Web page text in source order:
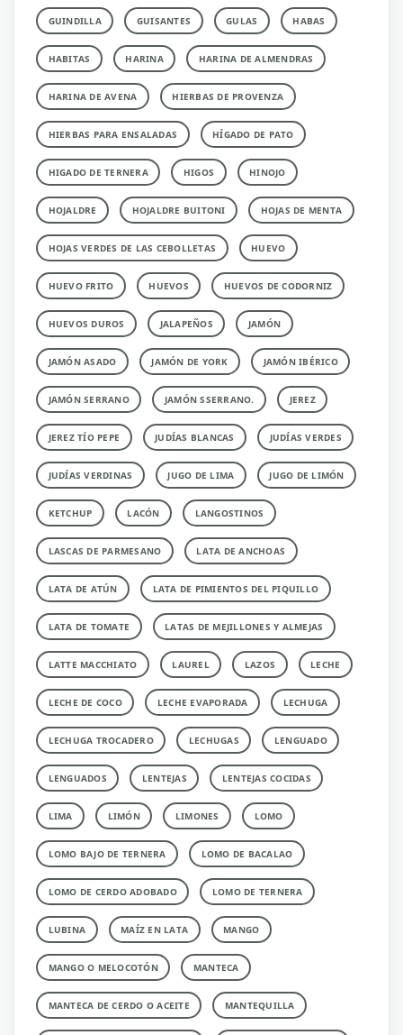
GUINDILLA GUISANTES GULAS HABAS
HABITAS HARINA HARINA DE ALMENDRAS
HARINA DE AVENA HIERBAS DE PROVENZA
HIERBAS PARA ENSALADAS HÍGADO DE PATO
HIGADO DE TERNERA HIGOS HINOJO
HOJALDRE HOJALDRE BUITONI HOJAS DE MENTA
HOJAS VERDES DE LAS CEBOLLETAS HUEVO
HUEVO FRITO HUEVOS HUEVOS DE CODORNIZ
HUEVOS DUROS JALAPEÑOS JAMÓN
JAMÓN ASADO JAMÓN DE YORK JAMÓN IBÉRICO
JAMÓN SERRANO JAMÓN SSERRANO. JEREZ
JEREZ TÍO PEPE JUDÍAS BLANCAS JUDÍAS VERDES
JUDÍAS VERDINAS JUGO DE LIMA JUGO DE LIMÓN
KETCHUP LACÓN LANGOSTINOS
LASCAS DE PARMESANO LATA DE ANCHOAS
LATA DE ATÚN LATA DE PIMIENTOS DEL PIQUILLO
LATA DE TOMATE LATAS DE MEJILLONES Y ALMEJAS
LATTE MACCHIATO LAUREL LAZOS LECHE
LECHE DE COCO LECHE EVAPORADA LECHUGA
LECHUGA TROCADERO LECHUGAS LENGUADO
LENGUADOS LENTEJAS LENTEJAS COCIDAS
LIMA LIMÓN LIMONES LOMO
LOMO BAJO DE TERNERA LOMO DE BACALAO
LOMO DE CERDO ADOBADO LOMO DE TERNERA
LUBINA MAÍZ EN LATA MANGO
MANGO O MELOCOTÓN MANTECA
MANTECA DE CERDO O ACEITE MANTEQUILLA